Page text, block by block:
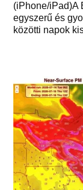
(iPhone/iPad)A
egyszerű és
közötti napok